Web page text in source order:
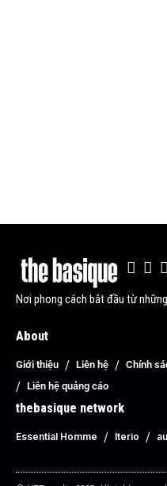
Nơi phong cách bắt đầu từ
About
Giới thiệu Liên hệ Chính
Liên hệ quảng cáo
thebasique network
Essential Homme Iterio